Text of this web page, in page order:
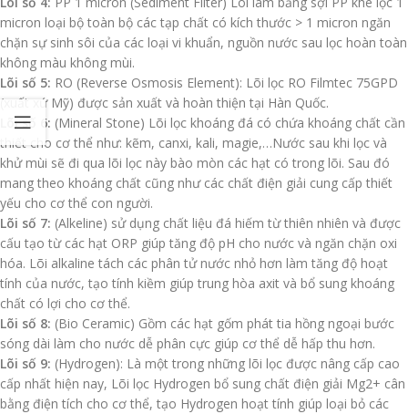
micron loại bộ toàn bộ các tạp chất có kích thước > 1 micron ngăn
chặn sự sinh sôi của các loại vi khuẩn, nguồn nước sau lọc hoàn toàn
không màu không mùi.
Lõi số 5: RO (Reverse Osmosis Element): Lõi lọc RO Filmtec 75GPD
(xuất xứ Mỹ) được sản xuất và hoàn thiện tại Hàn Quốc.
Lõi số 6: (Mineral Stone) Lõi lọc khoáng đá có chứa khoáng chất cần
thiết cho cơ thể như: kẽm, canxi, kali, magie,…Nước sau khi lọc và
khử mùi sẽ đi qua lõi lọc này bào mòn các hạt có trong lõi. Sau đó
mang theo khoáng chất cũng như các chất điện giải cung cấp thiết
yếu cho cơ thể con người.
Lõi số 7: (Alkeline) sử dụng chất liệu đá hiếm từ thiên nhiên và được
cấu tạo từ các hạt ORP giúp tăng độ pH cho nước và ngăn chặn oxi
hóa. Lõi alkaline tách các phân tử nước nhỏ hơn làm tăng độ hoạt
tính của nước, tạo tính kiềm giúp trung hòa axit và bổ sung khoáng
chất có lợi cho cơ thể.
Lõi số 8: (Bio Ceramic) Gồm các hạt gốm phát tia hồng ngoại bước
sóng dài làm cho nước dễ phân cực giúp cơ thể dễ hấp thu hơn.
Lõi số 9: (Hydrogen): Là một trong những lõi lọc được nâng cấp cao
cấp nhất hiện nay, Lõi lọc Hydrogen bổ sung chất điện giải Mg2+ cân
bằng điện tích cho cơ thể, tạo Hydrogen hoạt tính giúp loại bỏ các